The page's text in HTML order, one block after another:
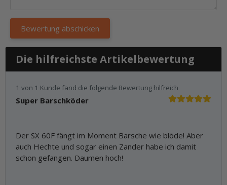
Die hilfreichste Artikelbewertung
1 von 1 Kunde fand die folgende Bewertung hilfreich
Super Barschköder
Der SX 60F fängt im Moment Barsche wie blöde! Aber
auch Hechte und sogar einen Zander habe ich damit
schon gefangen. Daumen hoch!